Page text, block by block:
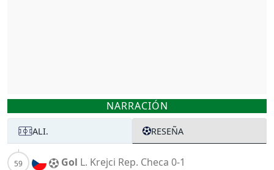
NARRACIÓN
ALI. RESEÑA
Gol L. Krejci Rep. Checa 0-1